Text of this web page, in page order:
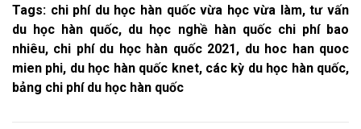
Tags: chi phí du học hàn quốc vừa học vừa làm, tư vấn
du học hàn quốc, du học nghề hàn quốc chi phí bao
nhiêu, chi phí du học hàn quốc 2021, du hoc han quoc
mien phi, du học hàn quốc knet, các kỳ du học hàn quốc,
bảng chi phí du học hàn quốc